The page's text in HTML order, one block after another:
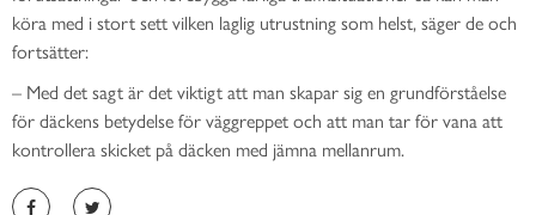
köra med i stort sett vilken laglig utrustning som helst, säger de och
fortsätter:
– Med det sagt är det viktigt att man skapar sig en grundförståelse
för däckens betydelse för väggreppet och att man tar för vana att
kontrollera skicket på däcken med jämna mellanrum.